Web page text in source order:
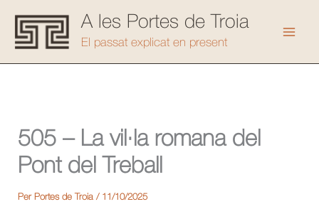
contingut
A les Portes de Troia
El passat explicat en present
505 – La vil·la romana del
Pont del Treball
Per Portes de Troia / 11/10/2025